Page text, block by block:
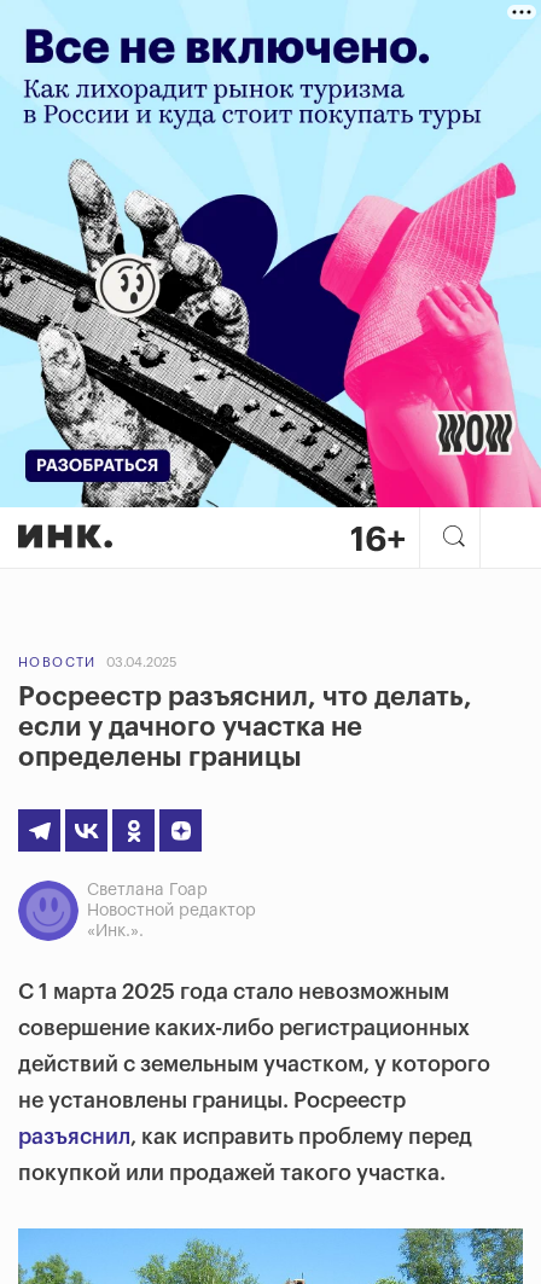
НОВОСТИ 03.04.2025
Росреестр разъяснил, что делать,
если у дачного участка не
определены границы
Светлана Гоар
Новостной редактор
«Инк.».
С 1 марта 2025 года стало невозможным
совершение каких-либо регистрационных
действий с земельным участком, у которого
не установлены границы. Росреестр
разъяснил, как исправить проблему перед
покупкой или продажей такого участка.